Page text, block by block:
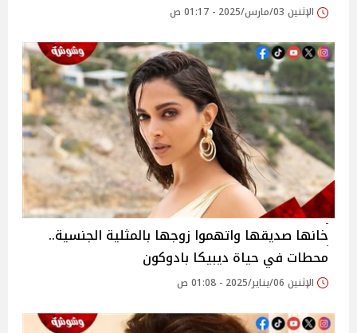
الإثنين 03/مارس/2025 - 01:17 ص
خانها صديقها واتهموا زوجها بالمثلية الجنسية..
محطات في حياة ديبيكا بادوكون
الإثنين 06/يناير/2025 - 01:08 ص